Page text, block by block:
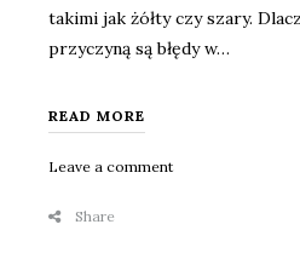
takimi jak żółty czy szary.
przyczyną są błędy w…
READ MORE
Leave a comment
Share